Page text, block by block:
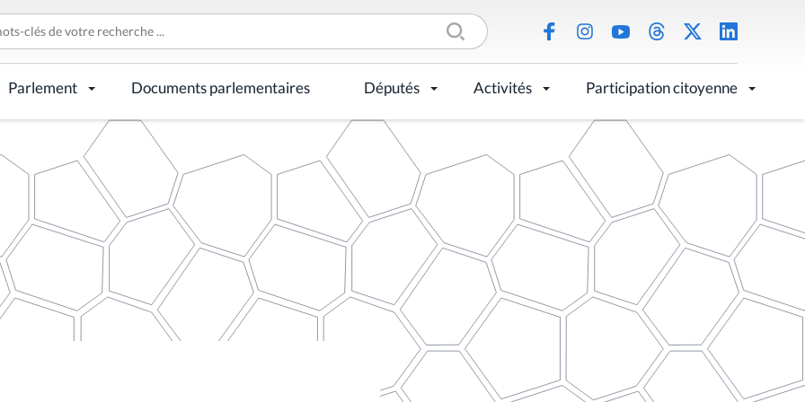
Parlement Documents parlementaires Députés Activités Participation citoyenne